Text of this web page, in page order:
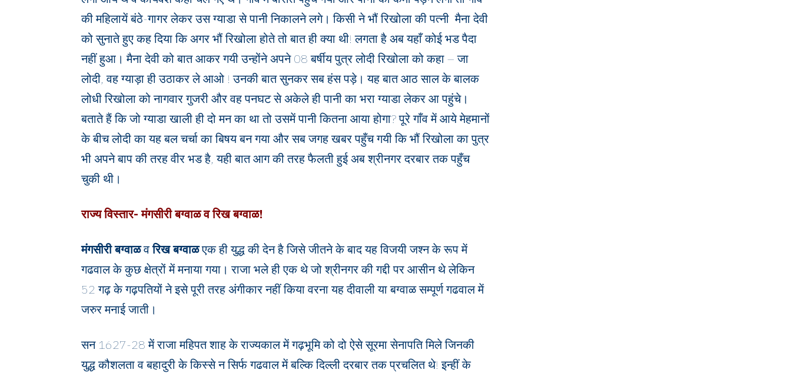
की महिलायें बंठे-गागर लेकर उस ग्याडा से पानी निकालने लगे। किसी ने भौं रिखोला की पत्नी मैना देवी
को सुनाते हुए कह दिया कि अगर भौं रिखोला होते तो बात ही क्या थी! लगता है अब यहाँ कोई भड पैदा
नहीं हुआ। मैना देवी को बात आकर गयी उन्होंने अपने 08 बर्षीय पुत्रलोदी रिखोला को कहा – जा
लोदी, वह ग्याड़ा ही उठाकर ले आओ ! उनकी बात सुनकर सब हंस पड़े। यह बात आठ साल के बालक
लोधी रिखोला को नागवार गुजरी और वह पनघट से अकेले ही पानी का भरा ग्याडा लेकर आ पहुंचे।
बताते हैं कि जो ग्याडा खाली ही दो मन का था तो उसमें पानी कितना आया होगा? पूरे गाँव में आये मेहमानों
के बीच लोदी का यह बल चर्चा का बिषय बन गया और सब जगह खबर पहुँच गयी कि भौं रिखोला का पुत्र
भी अपने बाप की तरह वीर भड है, यही बात आग की तरह फैलती हुई अब श्रीनगर दरबार तक पहुँच
चुकी थी।
राज्य विस्तार- मंगसीरी बग्वाळ व रिख बग्वाळ!
मंगसीरी बग्वाळवरिख बग्वाळएक ही युद्ध की देन है जिसे जीतने के बाद यह विजयी जश्न के रूप में
गढवाल के कुछ क्षेत्रों में मनाया गया। राजा भले ही एक थे जो श्रीनगर की गद्दी पर आसीन थे लेकिन
52 गढ़ के गढ़पतियों ने इसे पूरी तरह अंगीकार नहीं किया वरना यह दीवाली या बग्वाळ सम्पूर्ण गढवाल में
जरुर मनाई जाती।
सन 1627-28 में राजा महिपत शाह के राज्यकाल में गढ़भूमि को दो ऐसे सूरमा सेनापति मिले जिनकी
युद्ध कौशलता व बहादुरी के किस्से न सिर्फ गढवाल में बल्कि दिल्ली दरबार तक प्रचलित थे! इन्हीं के